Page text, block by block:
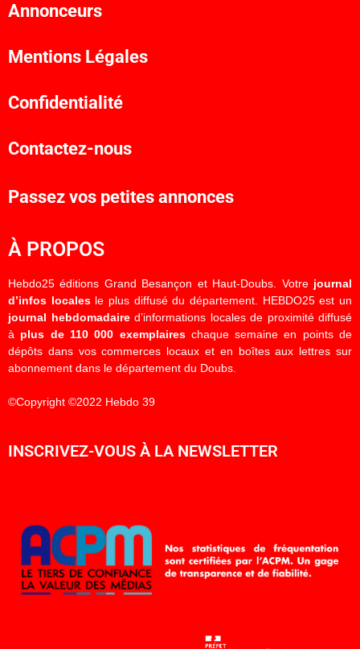
Annonceurs
Mentions Légales
Confidentialité
Contactez-nous
Passez vos petites annonces
À PROPOS
Hebdo25 éditions Grand Besançon et Haut-Doubs. Votre journal
d’infos localesle plus diffusé du département. HEBDO25 est un
journal hebdomadaired’informations locales de proximité diffusé
à plus de 110 000 exemplaireschaque semaine en points de
dépôts dans vos commerces locaux et en boîtes aux lettres sur
abonnement dans le département du Doubs.
©Copyright ©2022 Hebdo 39
INSCRIVEZ-VOUS À LA NEWSLETTER